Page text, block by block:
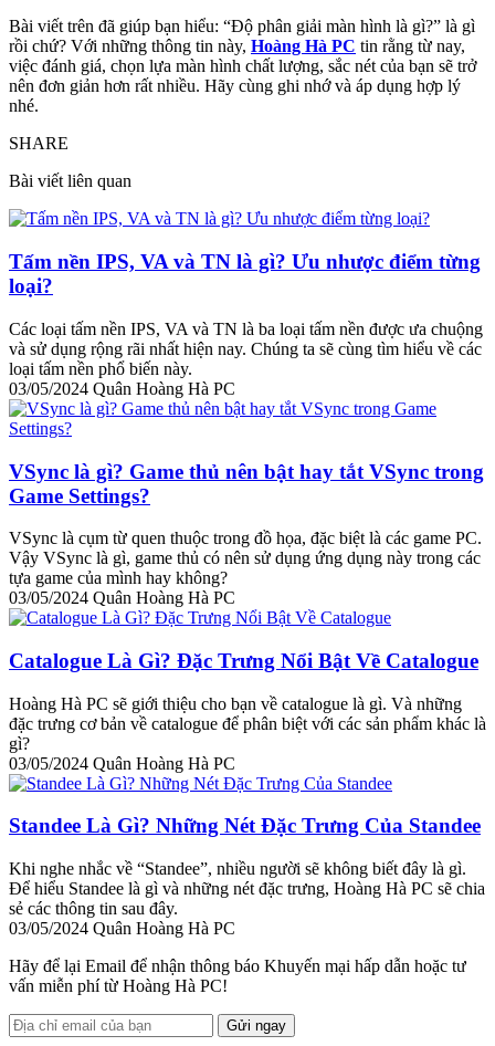
Bài viết trên đã giúp bạn hiểu: “Độ phân giải màn hình là gì?” là gì
rồi chứ? Với những thông tin này, Hoàng Hà PC tin rằng từ nay,
việc đánh giá, chọn lựa màn hình chất lượng, sắc nét của bạn sẽ trở
nên đơn giản hơn rất nhiều. Hãy cùng ghi nhớ và áp dụng hợp lý
nhé.
SHARE
Bài viết liên quan
Tấm nền IPS, VA và TN là gì? Ưu nhược điểm từng
loại?
Các loại tấm nền IPS, VA và TN là ba loại tấm nền được ưa chuộng
và sử dụng rộng rãi nhất hiện nay. Chúng ta sẽ cùng tìm hiểu về các
loại tấm nền phổ biến này.
03/05/2024 Quân Hoàng Hà PC
VSync là gì? Game thủ nên bật hay tắt VSync trong
Game Settings?
VSync là cụm từ quen thuộc trong đồ họa, đặc biệt là các game PC.
Vậy VSync là gì, game thủ có nên sử dụng ứng dụng này trong các
tựa game của mình hay không?
03/05/2024 Quân Hoàng Hà PC
Catalogue Là Gì? Đặc Trưng Nổi Bật Về Catalogue
Hoàng Hà PC sẽ giới thiệu cho bạn về catalogue là gì. Và những
đặc trưng cơ bản về catalogue để phân biệt với các sản phẩm khác là
gì?
03/05/2024 Quân Hoàng Hà PC
Standee Là Gì? Những Nét Đặc Trưng Của Standee
Khi nghe nhắc về “Standee”, nhiều người sẽ không biết đây là gì.
Để hiểu Standee là gì và những nét đặc trưng, Hoàng Hà PC sẽ chia
sẻ các thông tin sau đây.
03/05/2024 Quân Hoàng Hà PC
Hãy để lại Email để nhận thông báo Khuyến mại hấp dẫn hoặc tư
vấn miễn phí từ Hoàng Hà PC!
Gửi ngay